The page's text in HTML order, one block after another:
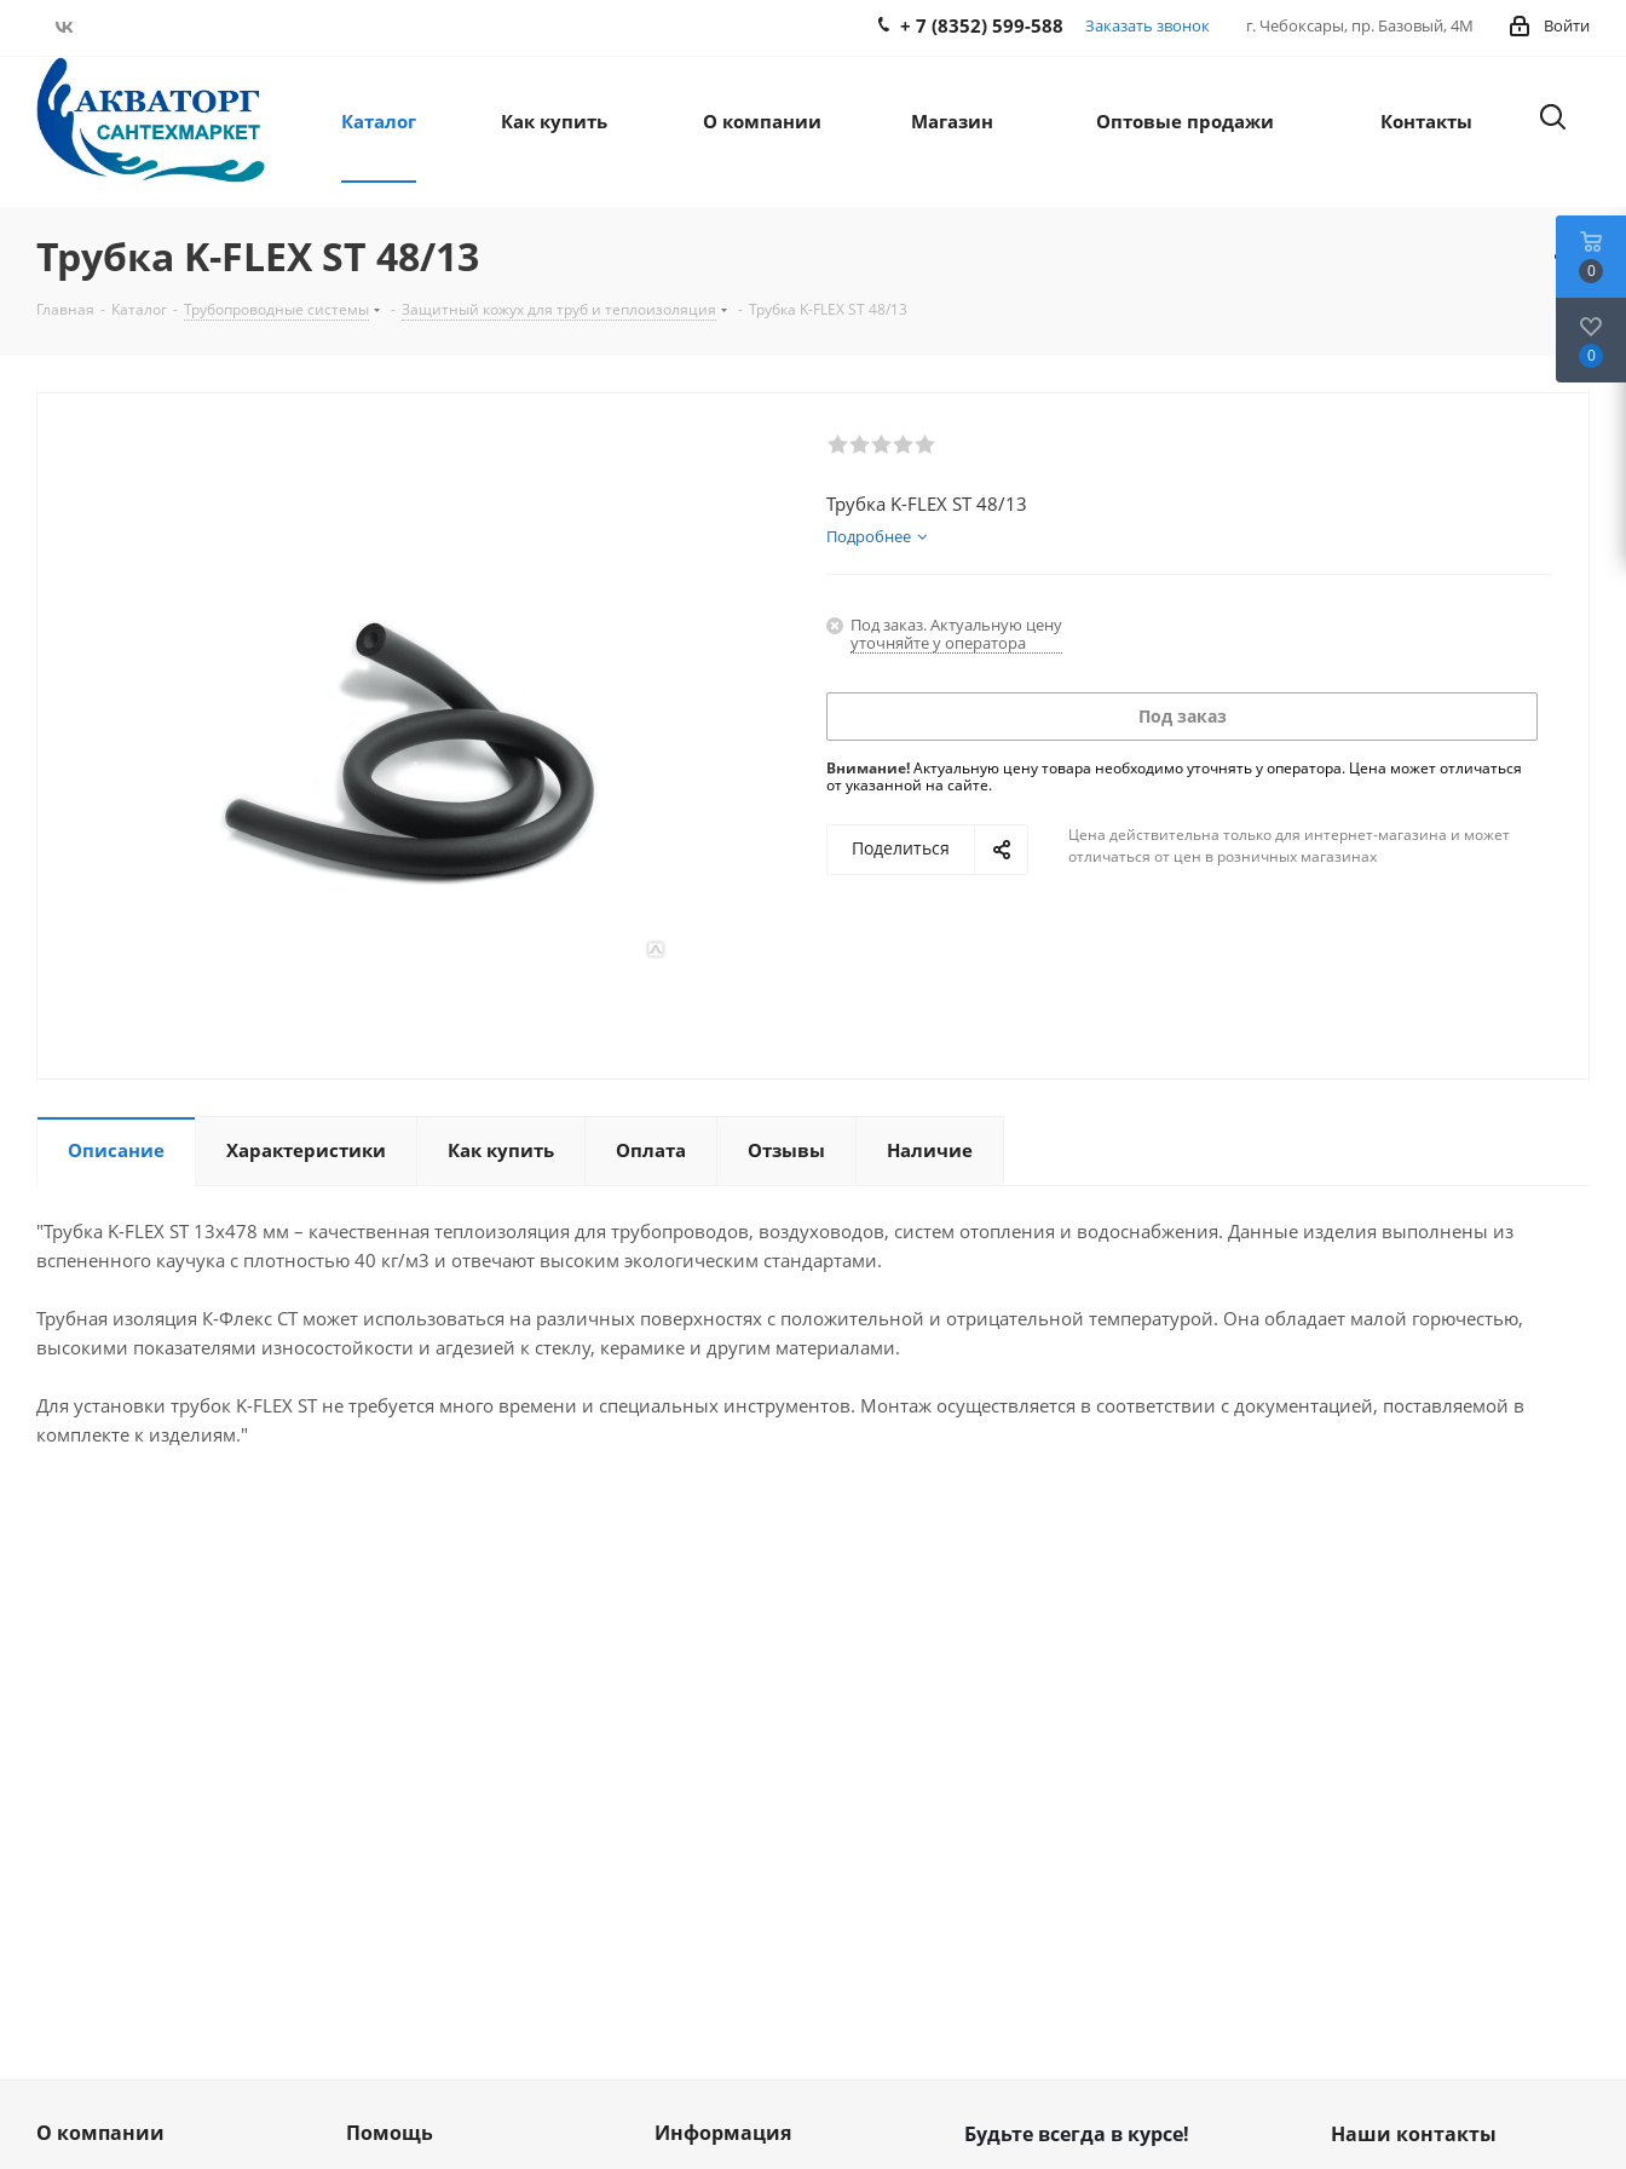
Войти
г. Чебоксары, пр. Базовый, 4М
+ 7 (8352) 599-588 Заказать звонок
Каталог Как купить О компании Магазин Оптовые продажи Контакты
Трубка K-FLEX ST 48/13
Главная - Каталог - Трубопроводные системы - Защитный кожух для труб и теплоизоляция - Трубка K-FLEX ST 48/13
Трубка K-FLEX ST 48/13
Подробнее
Под заказ. Актуальную цену
уточняйте у оператора
Под заказ
Внимание!Актуальную цену товара необходимо уточнять у оператора. Цена может отличаться
от указанной на сайте.
Поделиться
Цена действительна только для интернет-магазина и может
отличаться от цен в розничных магазинах
Описание Характеристики Как купить Оплата Отзывы Наличие
"Трубка K-FLEX ST 13х478 мм – качественная теплоизоляция для трубопроводов, воздуховодов, систем отопления и водоснабжения. Данные изделия выполнены из
вспененного каучука с плотностью 40 кг/м3 и отвечают высоким экологическим стандартами.
Трубная изоляция К-Флекс СТ может использоваться на различных поверхностях с положительной и отрицательной температурой. Она обладает малой горючестью,
высокими показателями износостойкости и агдезией к стеклу, керамике и другим материалами.
Для установки трубок K-FLEX ST не требуется много времени и специальных инструментов. Монтаж осуществляется в соответствии с документацией, поставляемой в
комплекте к изделиям."
О компании Помощь Информация Будьте всегда в курсе! Наши контакты
0
0